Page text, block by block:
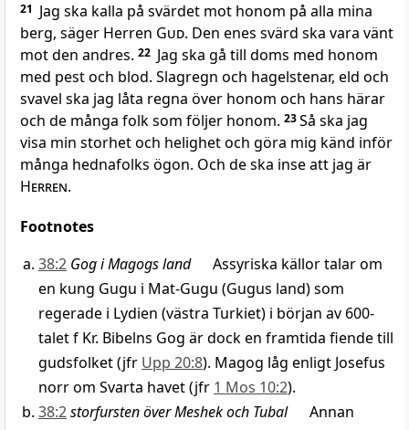
21 Jag ska kalla på svärdet mot honom på alla mina
berg, säger Herren Gud. Den enes svärd ska vara vänt
mot den andres. 22 Jag ska gå till doms med honom
med pest och blod. Slagregn och hagelstenar, eld och
svavel ska jag låta regna över honom och hans härar
och de många folk som följer honom. 23Så ska jag
visa min storhet och helighet och göra mig känd inför
många hednafolks ögon. Och de ska inse att jag är
Herren.
Footnotes
38:2 Gog i Magogs landAssyriska källor talar om
en kung Gugu i Mat-Gugu (Gugus land) som
regerade i Lydien (västra Turkiet) i början av 600-
talet f Kr. Bibelns Gog är dock en framtida fiende till
gudsfolket (jfr Upp 20:8). Magog låg enligt Josefus
norr om Svarta havet (jfr 1 Mos 10:2).
38:2storfursten över Meshek och TubalAnnan